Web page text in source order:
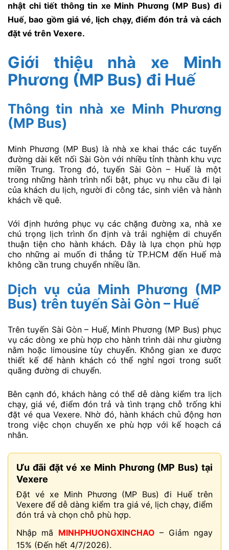
nhật chi tiết thông tin xe Minh Phương (MP Bus) đi
Huế, bao gồm giá vé, lịch chạy, điểm đón trả và cách
đặt vé trên Vexere.
Giới thiệu nhà xe Minh
Phương (MP Bus) đi Huế
Thông tin nhà xe Minh Phương
(MP Bus)
Minh Phương (MP Bus) là nhà xe khai thác các tuyến
đường dài kết nối Sài Gòn với nhiều tỉnh thành khu vực
miền Trung. Trong đó, tuyến Sài Gòn – Huế là một
trong những hành trình nổi bật, phục vụ nhu cầu đi lại
của khách du lịch, người đi công tác, sinh viên và hành
khách về quê.
Với định hướng phục vụ các chặng đường xa, nhà xe
chú trọng lịch trình ổn định và trải nghiệm di chuyển
thuận tiện cho hành khách. Đây là lựa chọn phù hợp
cho những ai muốn đi thẳng từ TP.HCM đến Huế mà
không cần trung chuyển nhiều lần.
Dịch vụ của Minh Phương (MP
Bus) trên tuyến Sài Gòn – Huế
Trên tuyến Sài Gòn – Huế, Minh Phương (MP Bus) phục
vụ các dòng xe phù hợp cho hành trình dài như giường
nằm hoặc limousine tùy chuyến. Không gian xe được
thiết kế để hành khách có thể nghỉ ngơi trong suốt
quãng đường di chuyển.
Bên cạnh đó, khách hàng có thể dễ dàng kiểm tra lịch
chạy, giá vé, điểm đón trả và tình trạng chỗ trống khi
đặt vé qua Vexere. Nhờ đó, hành khách chủ động hơn
trong việc chọn chuyến xe phù hợp với kế hoạch cá
nhân.
Ưu đãi đặt vé xe Minh Phương (MP Bus) tại
Vexere
Đặt vé xe Minh Phương (MP Bus) đi Huế trên
Vexere để dễ dàng kiểm tra giá vé, lịch chạy, điểm
đón trả và chọn chỗ phù hợp.
Nhập mã MINHPHUONGXINCHAO – Giảm ngay
15% (Đến hết 4/7/2026).